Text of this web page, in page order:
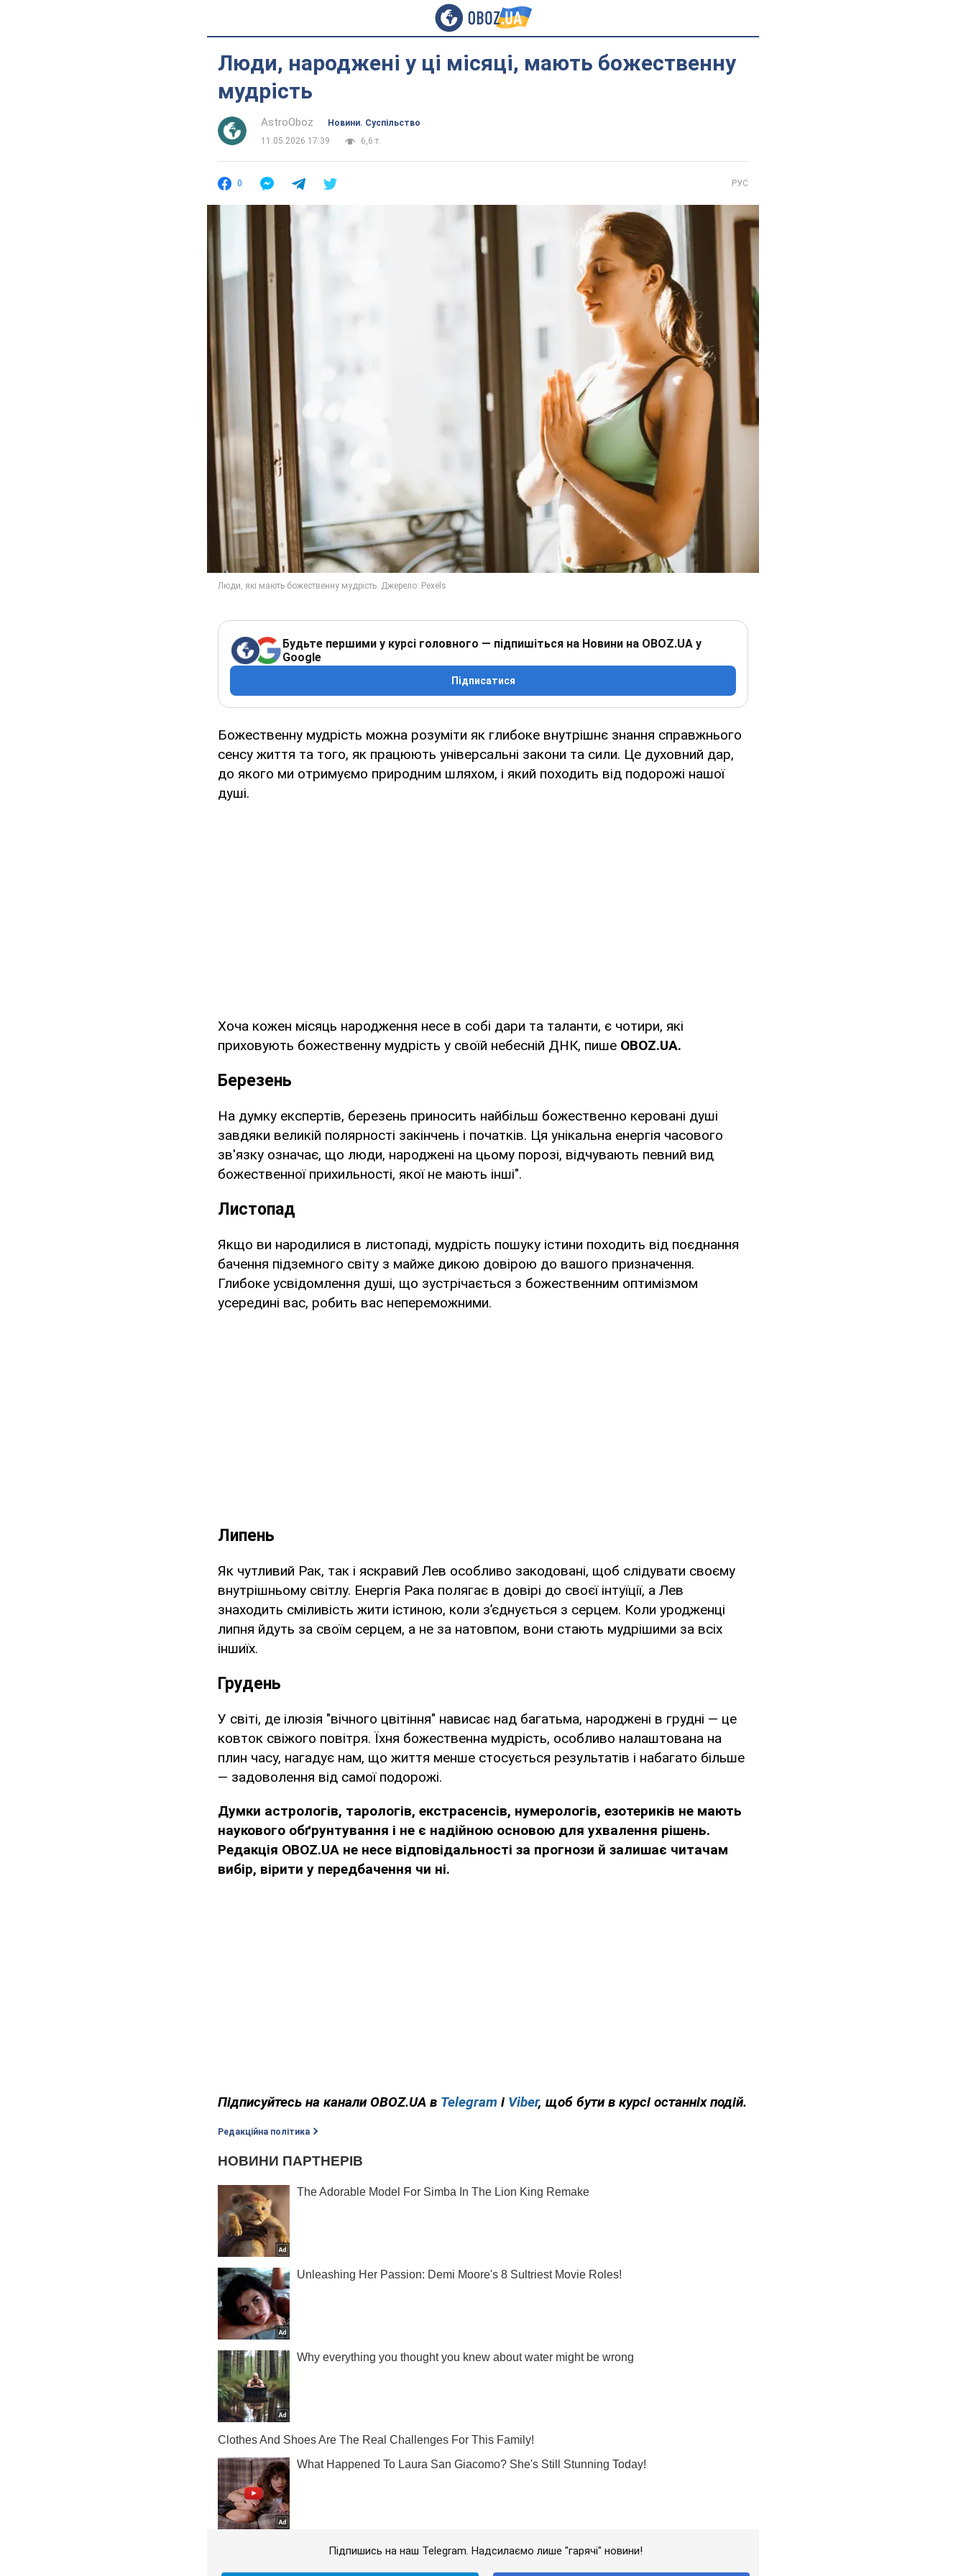
Люди, народжені у ці місяці, мають божественну
мудрість
AstroOboz
Новини. Суспільство
11.05.2026 17:39
6,6 т.
0 РУС
Будьте першими у курсі головного — підпишіться на Новини на OBOZ.UA у
Google
Підписатися
Божественну мудрість можна розуміти як глибоке внутрішнє знання справжнього
сенсу життя та того, як працюють універсальні закони та сили. Це духовний дар,
до якого ми отримуємо природним шляхом, і який походить від подорожі нашої
душі.
Хоча кожен місяць народження несе в собі дари та таланти, є чотири, які
приховують божественну мудрість у своїй небесній ДНК, пише OBOZ.UA.
Березень
На думку експертів, березень приносить найбільш божественно керовані душі
завдяки великій полярності закінчень і початків. Ця унікальна енергія часового
зв'язку означає, що люди, народжені на цьому порозі, відчувають певний вид
божественної прихильності, якої не мають інші".
Листопад
Якщо ви народилися в листопаді, мудрість пошуку істини походить від поєднання
бачення підземного світу з майже дикою довірою до вашого призначення.
Глибоке усвідомлення душі, що зустрічається з божественним оптимізмом
усередині вас, робить вас непереможними.
Липень
Як чутливий Рак, так і яскравий Лев особливо закодовані, щоб слідувати своєму
внутрішньому світлу. Енергія Рака полягає в довірі до своєї інтуїції, а Лев
знаходить сміливість жити істиною, коли з’єднується з серцем. Коли уродженці
липня йдуть за своїм серцем, а не за натовпом, вони стають мудрішими за всіх
іншиїх.
Грудень
У світі, де ілюзія "вічного цвітіння" нависає над багатьма, народжені в грудні — це
ковток свіжого повітря. Їхня божественна мудрість, особливо налаштована на
плин часу, нагадує нам, що життя менше стосується результатів і набагато більше
— задоволення від самої подорожі.
Думки астрологів, тарологів, екстрасенсів, нумерологів, езотериків не мають
наукового обґрунтування і не є надійною основою для ухвалення рішень.
Редакція OBOZ.UA не несе відповідальності за прогнози й залишає читачам
вибір, вірити у передбачення чи ні.
Підписуйтесь на канали OBOZ.UA в Telegram і Viber, щоб бути в курсі останніх подій.
Редакційна політика
Підпишись на наш Telegram. Надсилаємо лише "гарячі" новини!